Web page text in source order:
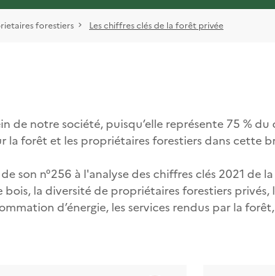
forestiers Les chiffres clés de la forêt privée
de notre société, puisqu’elle représente 75 %
forêt et les propriétaires forestiers dans cette
son n°256 à l'analyse des chiffres clés 2021 de
la diversité de propriétaires forestiers
d’énergie, les services rendus par la